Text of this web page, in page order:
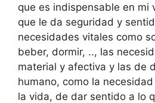
que es indispensable en mi
que le da seguridad y
necesidades vitales como
beber, dormir, .., las
material y afectiva y las de
humano, como la
la vida, de dar sentido a lo